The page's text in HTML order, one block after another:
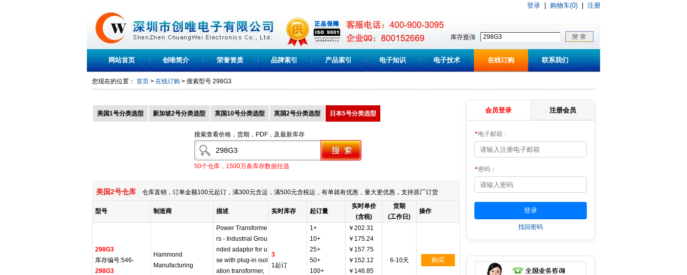
登录 购物车(0) 注册
网站首页 创唯简介 荣誉资质 品牌索引 产品索引 电子知识 电子技术 在线订购 联系我们
您现在的位置： 首页 > 在线订购 > 搜索型号 298G3
美国1号分类选型 新加坡2号分类选型 英国10号分类选型 英国2号分类选型 日本5号分类选型
搜索查看价格，货期，PDF，及最新库存
50个仓库，1500万条库存数据任选
美国2号仓库 仓库直销，订单金额100元起订，满300元含运，满500元含税运，有单就有优惠，量大更优惠，支持原厂订货
型号 制造商 描述 实时库存 起订量
实时单价
(含税)
货期
(工作日)
操作
298G3
库存编号:546-
298G3
Hammond
Manufacturing
Power Transforme
rs - Industrial Grou
nded adaptor for u
se with plug-in isol
ation transformer,
3
1起订
1+
10+
25+
50+
100+
￥202.31
￥175.24
￥157.75
￥152.12
￥146.85
6-10天 购买
会员登录 注册会员
*电子邮箱：
*密码：
找回密码